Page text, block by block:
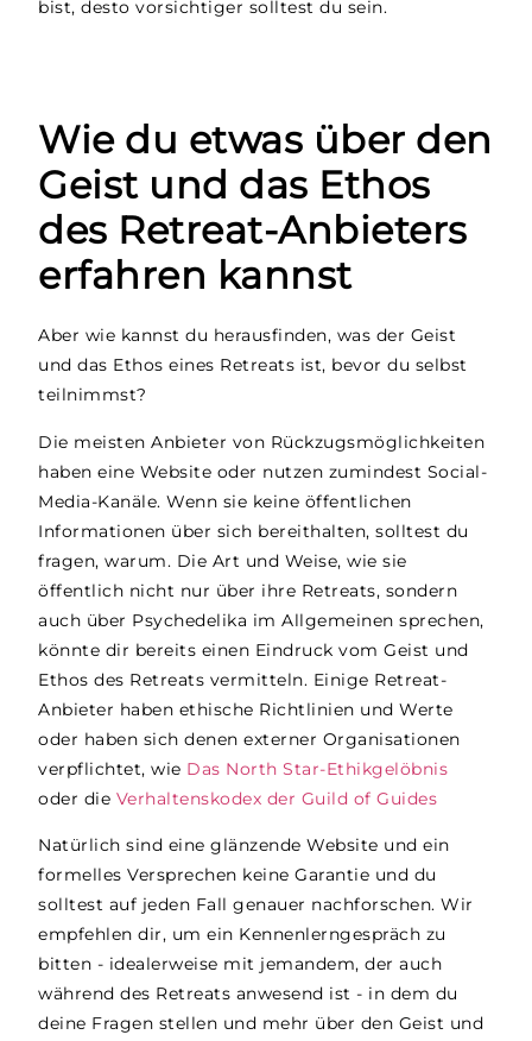
bist, desto vorsichtiger solltest du sein.
Wie du etwas über den
Geist und das Ethos
des Retreat-Anbieters
erfahren kannst
Aber wie kannst du herausfinden, was der Geist
und das Ethos eines Retreats ist, bevor du selbst
teilnimmst?
Die meisten Anbieter von Rückzugsmöglichkeiten
haben eine Website oder nutzen zumindest Social-
Media-Kanäle. Wenn sie keine öffentlichen
Informationen über sich bereithalten, solltest du
fragen, warum. Die Art und Weise, wie sie
öffentlich nicht nur über ihre Retreats, sondern
auch über Psychedelika im Allgemeinen sprechen,
könnte dir bereits einen Eindruck vom Geist und
Ethos des Retreats vermitteln. Einige Retreat-
Anbieter haben ethische Richtlinien und Werte
oder haben sich denen externer Organisationen
verpflichtet, wie Das North Star-Ethikgelöbnis
oder die Verhaltenskodex der Guild of Guides
Natürlich sind eine glänzende Website und ein
formelles Versprechen keine Garantie und du
solltest auf jeden Fall genauer nachforschen. Wir
empfehlen dir, um ein Kennenlerngespräch zu
bitten - idealerweise mit jemandem, der auch
während des Retreats anwesend ist - in dem du
deine Fragen stellen und mehr über den Geist und